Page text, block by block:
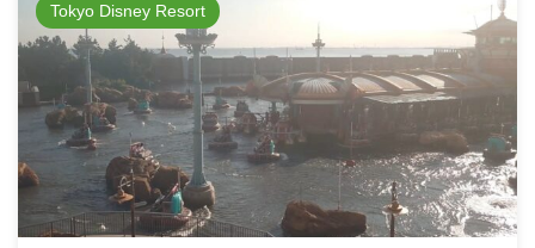
Tokyo Disney Resort